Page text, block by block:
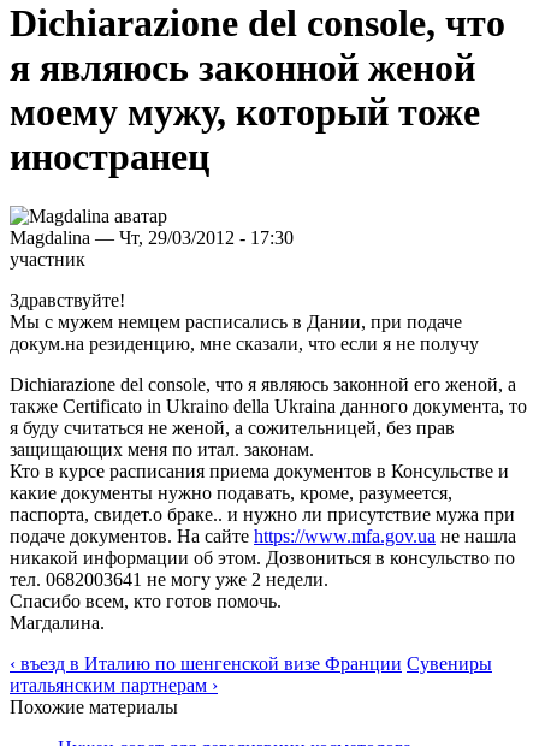
Dichiarazione del console, что
я являюсь законной женой
моему мужу, который тоже
иностранец
Magdalina — Чт, 29/03/2012 - 17:30
участник
Здравствуйте!
Мы с мужем немцем расписались в Дании, при подаче
докум.на резиденцию, мне сказали, что если я не получу
Dichiarazione del console, что я являюсь законной его женой, а
также Certificato in Ukraino della Ukraina данного документа, то
я буду считаться не женой, а сожительницей, без прав
защищающих меня по итал. законам.
Кто в курсе расписания приема документов в Консульстве и
какие документы нужно подавать, кроме, разумеется,
паспорта, свидет.о браке.. и нужно ли присутствие мужа при
подаче документов. На сайте https://www.mfa.gov.ua не нашла
никакой информации об этом. Дозвониться в консульство по
тел. 0682003641 не могу уже 2 недели.
Спасибо всем, кто готов помочь.
Магдалина.
‹ въезд в Италию по шенгенской визе Франции Сувениры
итальянским партнерам ›
Похожие материалы